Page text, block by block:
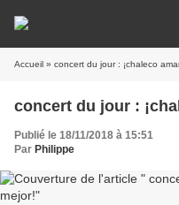
Accueil » concert du jour : ¡chaleco
Publié le 18/11/2018 à 15:51
Par Philippe